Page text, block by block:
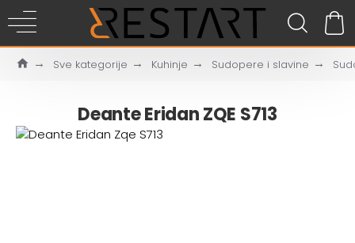
Sve kategorije Kuhinje Sudopere i slavine
Deante Eridan ZQE S713